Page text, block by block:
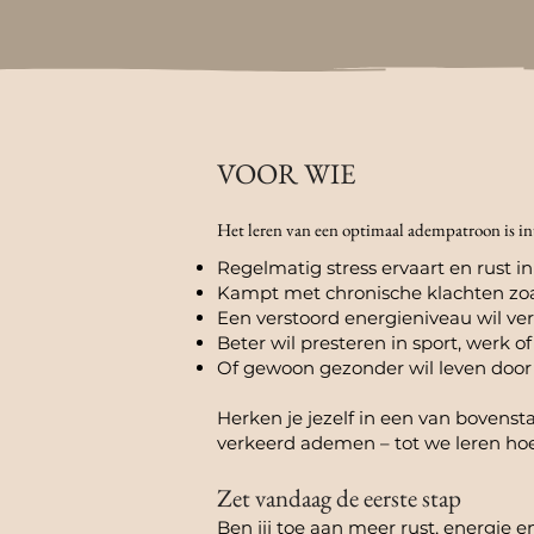
VOOR WIE
Het leren van een optimaal adempatroon is
Regelmatig stress ervaart en rust
Kampt met chronische klachten
Een verstoord energieniveau wil
Beter wil presteren in sport, werk
Of gewoon gezonder wil leven
Herken je jezelf in een van
verkeerd ademen – tot we leren
Zet vandaag de eerste stap
Ben jij toe aan meer rust, energie